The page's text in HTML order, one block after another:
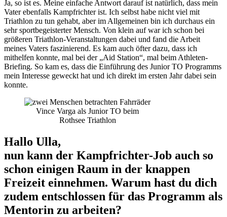
Ja, so ist es. Meine einfache Antwort darauf ist natürlich, dass mein
Vater ebenfalls Kampfrichter ist. Ich selbst habe nicht viel mit
Triathlon zu tun gehabt, aber im Allgemeinen bin ich durchaus ein
sehr sportbegeisterter Mensch. Von klein auf war ich schon bei
größeren Triathlon-Veranstaltungen dabei und fand die Arbeit
meines Vaters faszinierend. Es kam auch öfter dazu, dass ich
mithelfen konnte, mal bei der „Aid Station“, mal beim Athleten-
Briefing. So kam es, dass die Einführung des Junior TO Programms
mein Interesse geweckt hat und ich direkt im ersten Jahr dabei sein
konnte.
Vince Varga als Junior TO beim
Rothsee Triathlon
Hallo Ulla,
nun kann der Kampfrichter-Job auch so
schon einigen Raum in der knappen
Freizeit einnehmen. Warum hast du dich
zudem entschlossen für das Programm als
Mentorin zu arbeiten?